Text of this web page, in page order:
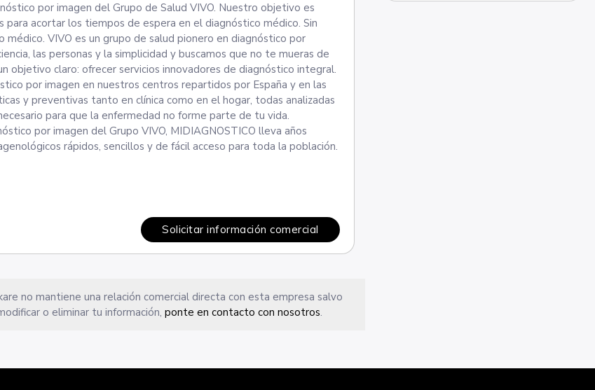
por imagen del Grupo de Salud VIVO. Nuestro objetivo es
acortar los tiempos de espera en el diagnóstico médico. Sin
VIVO es un grupo de salud pionero en diagnóstico por
las personas y la simplicidad y buscamos que no te mueras de
objetivo claro: ofrecer servicios innovadores de diagnóstico integral.
por imagen en nuestros centros repartidos por España y en las
y preventivas tanto en clínica como en el hogar, todas analizadas
para que la enfermedad no forme parte de tu vida.
por imagen del Grupo VIVO, MIDIAGNOSTICO lleva años
rápidos, sencillos y de fácil acceso para toda la población.
Solicitar información comercial
no mantiene una relación comercial directa con esta empresa salvo
o eliminar tu información, ponte en contacto con nosotros.